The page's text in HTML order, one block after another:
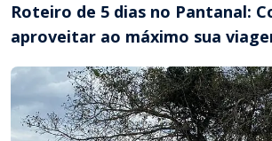
Roteiro de 5 dias no Pantanal:
aproveitar ao máximo sua